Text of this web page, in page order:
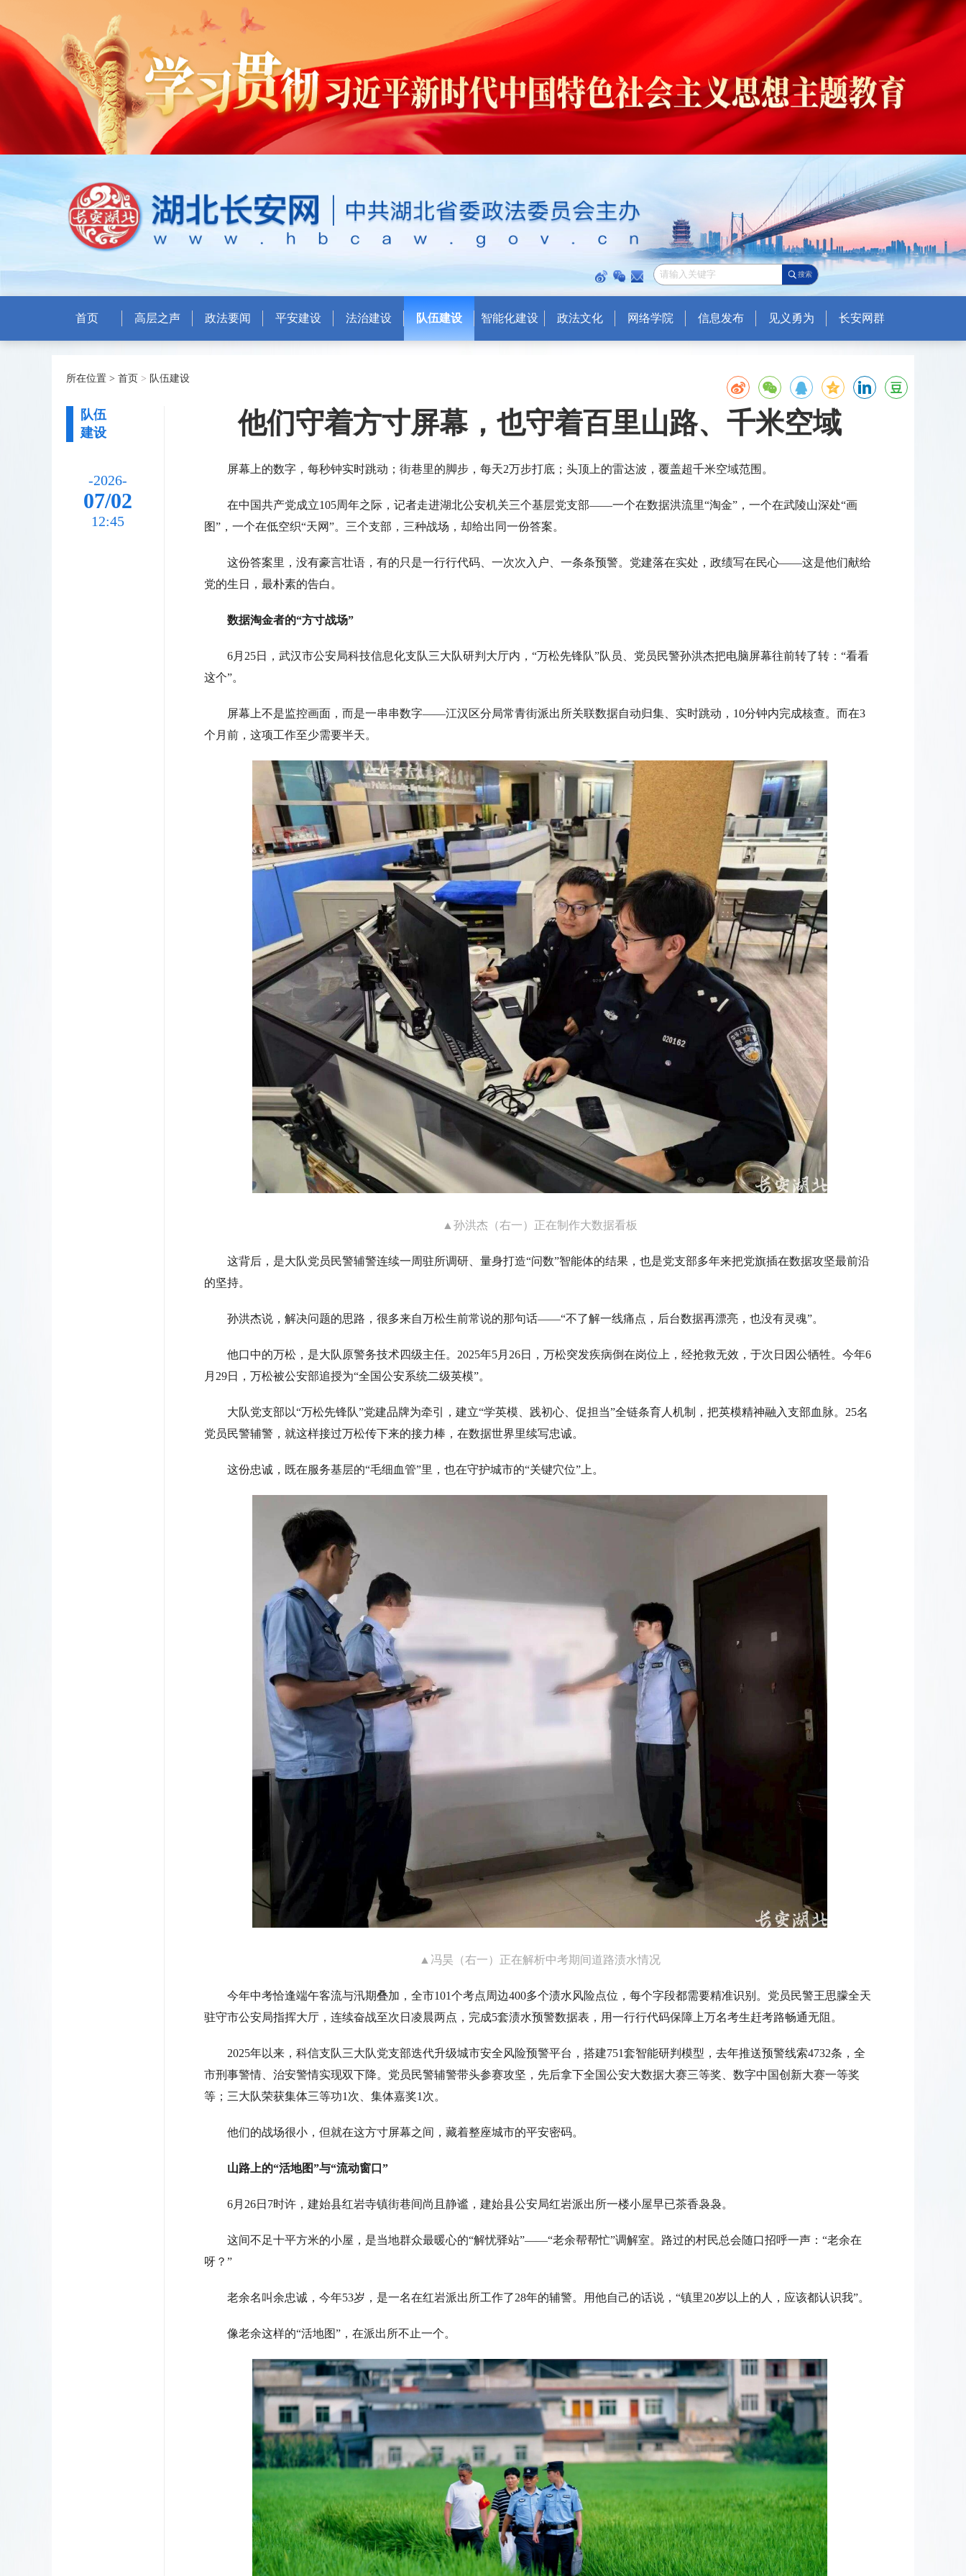
搜索
首页 高层之声 政法要闻 平安建设 法治建设 队伍建设 智能化建设 政法文化 网络学院 信息发布 见义勇为 长安网群
所在位置 > 首页 > 队伍建设
队伍
建设
-2026-
07/02
12:45
他们守着方寸屏幕，也守着百里山路、千米空域
屏幕上的数字，每秒钟实时跳动；街巷里的脚步，每天2万步打底；头顶上的雷达波，覆盖超千米空域范围。
在中国共产党成立105周年之际，记者走进湖北公安机关三个基层党支部——一个在数据洪流里“淘金”，一个在武陵山深处“画
图”，一个在低空织“天网”。三个支部，三种战场，却给出同一份答案。
这份答案里，没有豪言壮语，有的只是一行行代码、一次次入户、一条条预警。党建落在实处，政绩写在民心——这是他们献给
党的生日，最朴素的告白。
数据淘金者的“方寸战场”
6月25日，武汉市公安局科技信息化支队三大队研判大厅内，“万松先锋队”队员、党员民警孙洪杰把电脑屏幕往前转了转：“看看
这个”。
屏幕上不是监控画面，而是一串串数字——江汉区分局常青街派出所关联数据自动归集、实时跳动，10分钟内完成核查。而在3
个月前，这项工作至少需要半天。
▲孙洪杰（右一）正在制作大数据看板
这背后，是大队党员民警辅警连续一周驻所调研、量身打造“问数”智能体的结果，也是党支部多年来把党旗插在数据攻坚最前沿
的坚持。
孙洪杰说，解决问题的思路，很多来自万松生前常说的那句话——“不了解一线痛点，后台数据再漂亮，也没有灵魂”。
他口中的万松，是大队原警务技术四级主任。2025年5月26日，万松突发疾病倒在岗位上，经抢救无效，于次日因公牺牲。今年6
月29日，万松被公安部追授为“全国公安系统二级英模”。
大队党支部以“万松先锋队”党建品牌为牵引，建立“学英模、践初心、促担当”全链条育人机制，把英模精神融入支部血脉。25名
党员民警辅警，就这样接过万松传下来的接力棒，在数据世界里续写忠诚。
这份忠诚，既在服务基层的“毛细血管”里，也在守护城市的“关键穴位”上。
▲冯昊（右一）正在解析中考期间道路渍水情况
今年中考恰逢端午客流与汛期叠加，全市101个考点周边400多个渍水风险点位，每个字段都需要精准识别。党员民警王思朦全天
驻守市公安局指挥大厅，连续奋战至次日凌晨两点，完成5套渍水预警数据表，用一行行代码保障上万名考生赶考路畅通无阻。
2025年以来，科信支队三大队党支部迭代升级城市安全风险预警平台，搭建751套智能研判模型，去年推送预警线索4732条，全
市刑事警情、治安警情实现双下降。党员民警辅警带头参赛攻坚，先后拿下全国公安大数据大赛三等奖、数字中国创新大赛一等奖
等；三大队荣获集体三等功1次、集体嘉奖1次。
他们的战场很小，但就在这方寸屏幕之间，藏着整座城市的平安密码。
山路上的“活地图”与“流动窗口”
6月26日7时许，建始县红岩寺镇街巷间尚且静谧，建始县公安局红岩派出所一楼小屋早已茶香袅袅。
这间不足十平方米的小屋，是当地群众最暖心的“解忧驿站”——“老余帮帮忙”调解室。路过的村民总会随口招呼一声：“老余在
呀？”
老余名叫余忠诚，今年53岁，是一名在红岩派出所工作了28年的辅警。用他自己的话说，“镇里20岁以上的人，应该都认识我”。
像老余这样的“活地图”，在派出所不止一个。